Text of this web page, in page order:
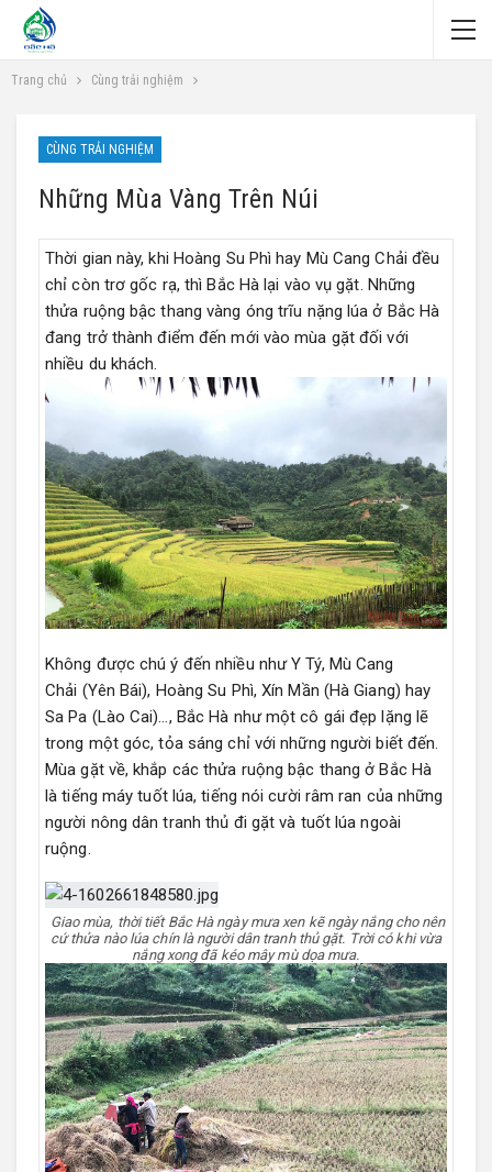
Trang chủ Cùng trải nghiệm
CÙNG TRẢI NGHIỆM
Những Mùa Vàng Trên Núi
Thời gian này, khi Hoàng Su Phì hay Mù Cang Chải đều
chỉ còn trơ gốc rạ, thì Bắc Hà lại vào vụ gặt. Những
thửa ruộng bậc thang vàng óng trĩu nặng lúa ở Bắc Hà
đang trở thành điểm đến mới vào mùa gặt đối với
nhiều du khách.
Không được chú ý đến nhiều như Y Tý, Mù Cang
Chải (Yên Bái), Hoàng Su Phì, Xín Mần (Hà Giang) hay
Sa Pa (Lào Cai)…, Bắc Hà như một cô gái đẹp lặng lẽ
trong một góc, tỏa sáng chỉ với những người biết đến.
Mùa gặt về, khắp các thửa ruộng bậc thang ở Bắc Hà
là tiếng máy tuốt lúa, tiếng nói cười râm ran của những
người nông dân tranh thủ đi gặt và tuốt lúa ngoài
ruộng.
Giao mùa, thời tiết Bắc Hà ngày mưa xen kẽ ngày nắng cho nên
cứ thửa nào lúa chín là người dân tranh thủ gặt. Trời có khi vừa
nắng xong đã kéo mây mù dọa mưa.